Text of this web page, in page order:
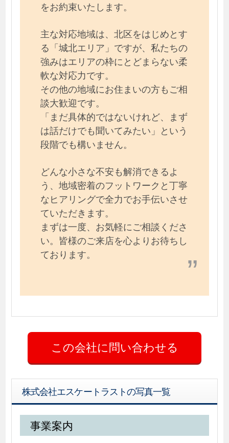
をお約束いたします。
主な対応地域は、北区をはじめとす
る「城北エリア」ですが、私たちの
強みはエリアの枠にとどまらない柔
軟な対応力です。
その他の地域にお住まいの方もご相
談大歓迎です。
「まだ具体的ではないけれど、まず
は話だけでも聞いてみたい」という
段階でも構いません。
どんな小さな不安も解消できるよ
う、地域密着のフットワークと丁寧
なヒアリングで全力でお手伝いさせ
ていただきます。
まずは一度、お気軽にご相談くださ
い。皆様のご来店を心よりお待ちし
ております。
株式会社エスケートラストの写真一覧
事業案内